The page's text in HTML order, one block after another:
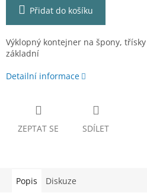
Přidat do košíku
Výklopný kontejner na špony,
základní
Detailní informace
ZEPTAT SE SDÍLET
Popis Diskuze